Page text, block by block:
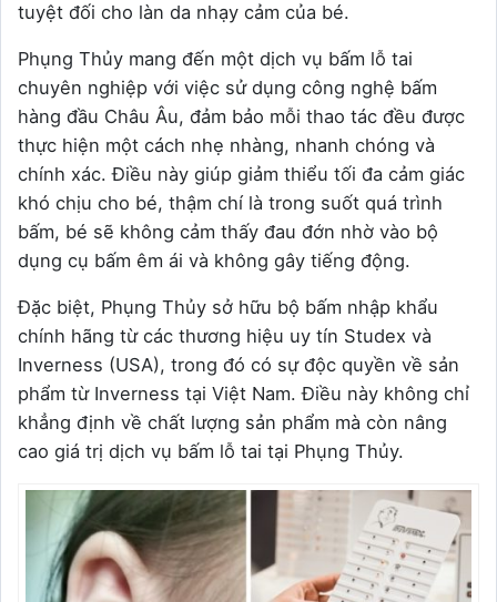
tuyệt đối cho làn da nhạy cảm của bé.
Phụng Thủy mang đến một dịch vụ bấm lỗ tai
chuyên nghiệp với việc sử dụng công nghệ bấm
hàng đầu Châu Âu, đảm bảo mỗi thao tác đều được
thực hiện một cách nhẹ nhàng, nhanh chóng và
chính xác. Điều này giúp giảm thiểu tối đa cảm giác
khó chịu cho bé, thậm chí là trong suốt quá trình
bấm, bé sẽ không cảm thấy đau đớn nhờ vào bộ
dụng cụ bấm êm ái và không gây tiếng động.
Đặc biệt, Phụng Thủy sở hữu bộ bấm nhập khẩu
chính hãng từ các thương hiệu uy tín Studex và
Inverness (USA), trong đó có sự độc quyền về sản
phẩm từ Inverness tại Việt Nam. Điều này không chỉ
khẳng định về chất lượng sản phẩm mà còn nâng
cao giá trị dịch vụ bấm lỗ tai tại Phụng Thủy.